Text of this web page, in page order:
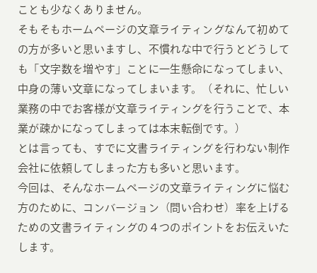
ことも少なくありません。
そもそもホームページの文章ライティングなんて初めて
の方が多いと思いますし、不慣れな中で行うとどうして
も「文字数を増やす」ことに一生懸命になってしまい、
中身の薄い文章になってしまいます。（それに、忙しい
業務の中でお客様が文章ライティングを行うことで、本
業が疎かになってしまっては本末転倒です。）
とは言っても、すでに文書ライティングを行わない制作
会社に依頼してしまった方も多いと思います。
今回は、そんなホームページの文章ライティングに悩む
方のために、コンバージョン（問い合わせ）率を上げる
ための文書ライティングの４つのポイントをお伝えいた
します。